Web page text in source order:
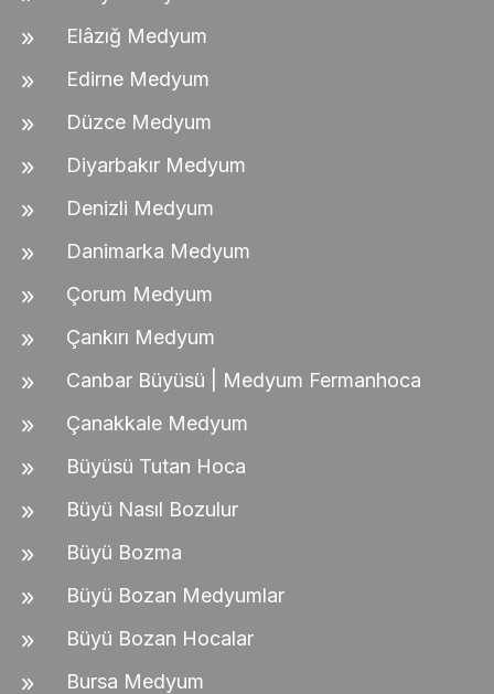
Elâzığ Medyum
Edirne Medyum
Düzce Medyum
Diyarbakır Medyum
Denizli Medyum
Danimarka Medyum
Çorum Medyum
Çankırı Medyum
Canbar Büyüsü | Medyum Fermanhoca
Çanakkale Medyum
Büyüsü Tutan Hoca
Büyü Nasıl Bozulur
Büyü Bozma
Büyü Bozan Medyumlar
Büyü Bozan Hocalar
Bursa Medyum